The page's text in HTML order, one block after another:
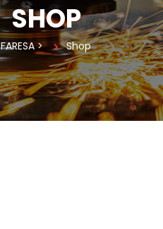
SHOP
FARESA > Shop